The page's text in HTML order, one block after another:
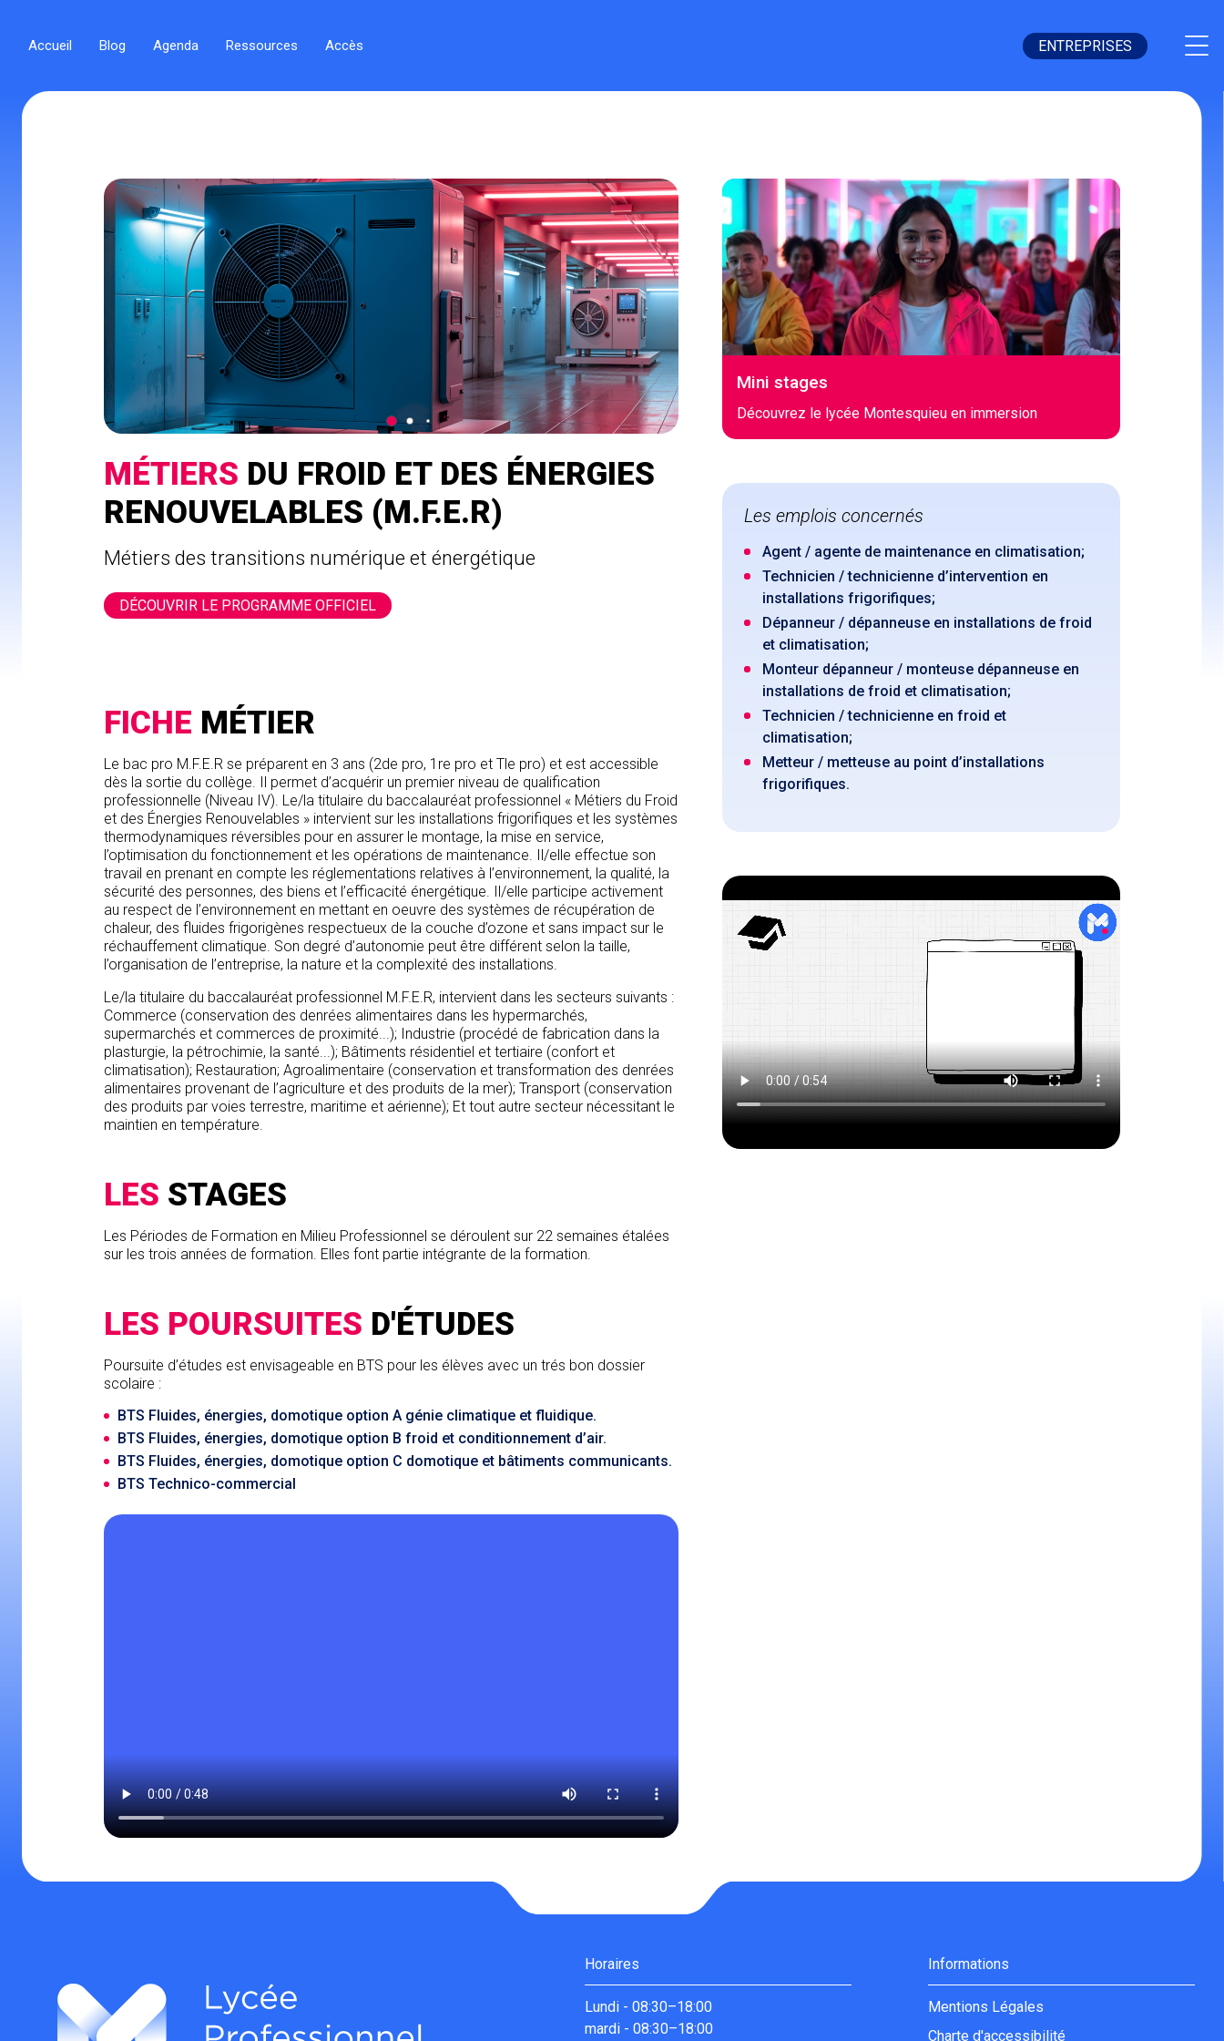
Accueil Blog Agenda Ressources Accès ENTREPRISES
MÉTIERS DU FROID ET DES ÉNERGIES
RENOUVELABLES (M.F.E.R)
Métiers des transitions numérique et énergétique
DÉCOUVRIR LE PROGRAMME OFFICIEL
FICHE MÉTIER
Le bac pro M.F.E.R se préparent en 3 ans (2de pro, 1re pro et Tle pro) et est accessible
dès la sortie du collège. Il permet d’acquérir un premier niveau de qualification
professionnelle (Niveau IV). Le/la titulaire du baccalauréat professionnel « Métiers du Froid
et des Énergies Renouvelables » intervient sur les installations frigorifiques et les systèmes
thermodynamiques réversibles pour en assurer le montage, la mise en service,
l’optimisation du fonctionnement et les opérations de maintenance. Il/elle effectue son
travail en prenant en compte les réglementations relatives à l’environnement, la qualité, la
sécurité des personnes, des biens et l’efficacité énergétique. Il/elle participe activement
au respect de l’environnement en mettant en oeuvre des systèmes de récupération de
chaleur, des fluides frigorigènes respectueux de la couche d’ozone et sans impact sur le
réchauffement climatique. Son degré d’autonomie peut être différent selon la taille,
l’organisation de l’entreprise, la nature et la complexité des installations.
Le/la titulaire du baccalauréat professionnel M.F.E.R, intervient dans les secteurs suivants :
Commerce (conservation des denrées alimentaires dans les hypermarchés,
supermarchés et commerces de proximité...); Industrie (procédé de fabrication dans la
plasturgie, la pétrochimie, la santé...); Bâtiments résidentiel et tertiaire (confort et
climatisation); Restauration; Agroalimentaire (conservation et transformation des denrées
alimentaires provenant de l’agriculture et des produits de la mer); Transport (conservation
des produits par voies terrestre, maritime et aérienne); Et tout autre secteur nécessitant le
maintien en température.
LES STAGES
Les Périodes de Formation en Milieu Professionnel se déroulent sur 22 semaines étalées
sur les trois années de formation. Elles font partie intégrante de la formation.
LES POURSUITES D'ÉTUDES
Poursuite d’études est envisageable en BTS pour les élèves avec un trés bon dossier
scolaire :
BTS Fluides, énergies, domotique option A génie climatique et fluidique.
BTS Fluides, énergies, domotique option B froid et conditionnement d’air.
BTS Fluides, énergies, domotique option C domotique et bâtiments communicants.
BTS Technico-commercial
Mini stages
Découvrez le lycée Montesquieu en immersion
Les emplois concernés
Agent / agente de maintenance en climatisation;
Technicien / technicienne d’intervention en
installations frigorifiques;
Dépanneur / dépanneuse en installations de froid
et climatisation;
Monteur dépanneur / monteuse dépanneuse en
installations de froid et climatisation;
Technicien / technicienne en froid et
climatisation;
Metteur / metteuse au point d’installations
frigorifiques.
Horaires
Lundi- 08:30–18:00
mardi- 08:30–18:00
Informations
Mentions Légales
Charte d'accessibilité